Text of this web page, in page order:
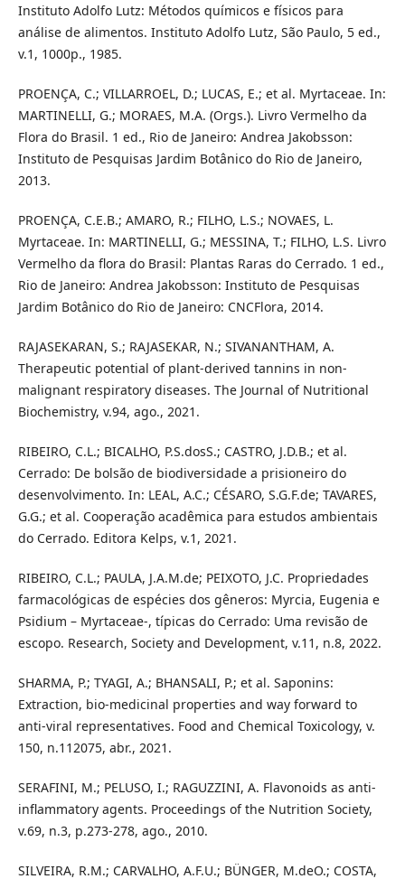
Instituto Adolfo Lutz: Métodos químicos e físicos para
análise de alimentos. Instituto Adolfo Lutz, São Paulo, 5 ed.,
v.1, 1000p., 1985.
PROENÇA, C.; VILLARROEL, D.; LUCAS, E.; et al. Myrtaceae. In:
MARTINELLI, G.; MORAES, M.A. (Orgs.). Livro Vermelho da
Flora do Brasil. 1 ed., Rio de Janeiro: Andrea Jakobsson:
Instituto de Pesquisas Jardim Botânico do Rio de Janeiro,
2013.
PROENÇA, C.E.B.; AMARO, R.; FILHO, L.S.; NOVAES, L.
Myrtaceae. In: MARTINELLI, G.; MESSINA, T.; FILHO, L.S. Livro
Vermelho da flora do Brasil: Plantas Raras do Cerrado. 1 ed.,
Rio de Janeiro: Andrea Jakobsson: Instituto de Pesquisas
Jardim Botânico do Rio de Janeiro: CNCFlora, 2014.
RAJASEKARAN, S.; RAJASEKAR, N.; SIVANANTHAM, A.
Therapeutic potential of plant-derived tannins in non-
malignant respiratory diseases. The Journal of Nutritional
Biochemistry, v.94, ago., 2021.
RIBEIRO, C.L.; BICALHO, P.S.dosS.; CASTRO, J.D.B.; et al.
Cerrado: De bolsão de biodiversidade a prisioneiro do
desenvolvimento. In: LEAL, A.C.; CÉSARO, S.G.F.de; TAVARES,
G.G.; et al. Cooperação acadêmica para estudos ambientais
do Cerrado. Editora Kelps, v.1, 2021.
RIBEIRO, C.L.; PAULA, J.A.M.de; PEIXOTO, J.C. Propriedades
farmacológicas de espécies dos gêneros: Myrcia, Eugenia e
Psidium – Myrtaceae-, típicas do Cerrado: Uma revisão de
escopo. Research, Society and Development, v.11, n.8, 2022.
SHARMA, P.; TYAGI, A.; BHANSALI, P.; et al. Saponins:
Extraction, bio-medicinal properties and way forward to
anti-viral representatives. Food and Chemical Toxicology, v.
150, n.112075, abr., 2021.
SERAFINI, M.; PELUSO, I.; RAGUZZINI, A. Flavonoids as anti-
inflammatory agents. Proceedings of the Nutrition Society,
v.69, n.3, p.273-278, ago., 2010.
SILVEIRA, R.M.; CARVALHO, A.F.U.; BÜNGER, M.deO.; COSTA,